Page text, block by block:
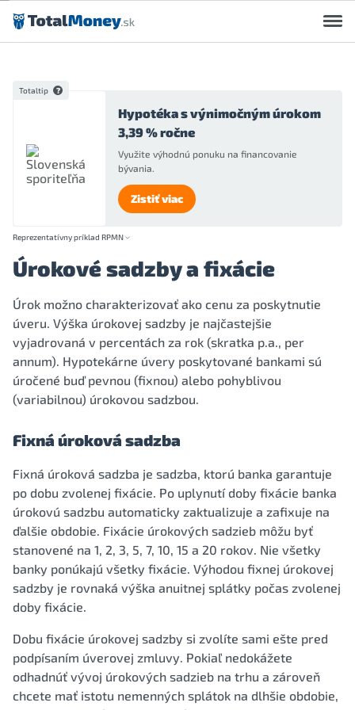
Preskočiť na obsah
Totaltip
Hypotéka s výnimočným úrokom
3,39 % ročne
Využite výhodnú ponuku na financovanie
bývania.
Zistiť viac
Reprezentatívny príklad RPMN
Úrokové sadzby a fixácie
Úrok možno charakterizovať ako cenu za poskytnutie
úveru. Výška úrokovej sadzby je najčastejšie
vyjadrovaná v percentách za rok (skratka p.a., per
annum). Hypotekárne úvery poskytované bankami sú
úročené buď pevnou (fixnou) alebo pohyblivou
(variabilnou) úrokovou sadzbou.
Fixná úroková sadzba
Fixná úroková sadzba je sadzba, ktorú banka garantuje
po dobu zvolenej fixácie. Po uplynutí doby fixácie banka
úrokovú sadzbu automaticky zaktualizuje a zafixuje na
ďalšie obdobie. Fixácie úrokových sadzieb môžu byť
stanovené na 1, 2, 3, 5, 7, 10, 15 a 20 rokov. Nie všetky
banky ponúkajú všetky fixácie. Výhodou fixnej úrokovej
sadzby je rovnaká výška anuitnej splátky počas zvolenej
doby fixácie.
Dobu fixácie úrokovej sadzby si zvolíte sami ešte pred
podpísaním úverovej zmluvy. Pokiaľ nedokážete
odhadnúť vývoj úrokových sadzieb na trhu a zároveň
chcete mať istotu nemenných splátok na dlhšie obdobie,